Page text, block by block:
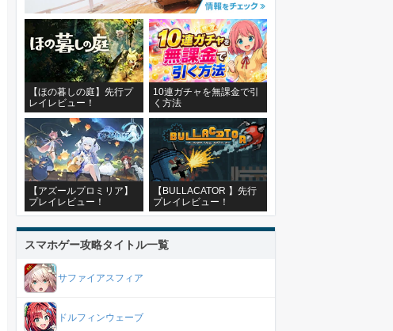
【ほの暮しの庭】先行プ
レイレビュー！
10連ガチャを無課金で引
く方法
【アズールプロミリア】
プレイレビュー！
【BULLACATOR 】先行
プレイレビュー！
スマホゲー攻略タイトル一覧
サファイアスフィア
ドルフィンウェーブ